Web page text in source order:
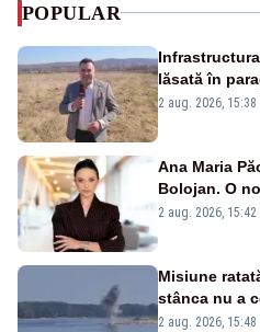
POPULAR
lăsată în
2 aug. 2026, 15:38
Ana Maria
Bolojan. O
emisiunii
2 aug. 2026, 15:42
Misiune
stânca nu a
detonările
2 aug. 2026, 15:48